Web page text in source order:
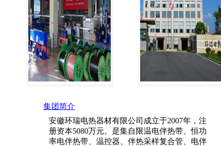
集团简介
安徽环瑞电热器材有限公司成立于2007年，注
册资本5080万元。是集自限温电伴热带、恒功
率电伴热带、温控器、伴热采样复合管、电伴